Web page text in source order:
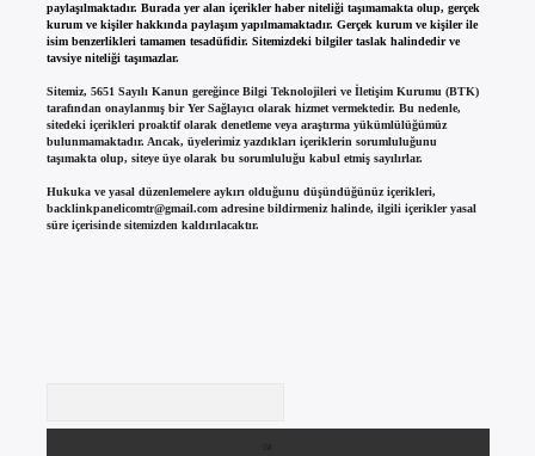
paylaşılmaktadır. Burada yer alan içerikler haber niteliği taşımamakta olup, gerçek
kurum ve kişiler hakkında paylaşım yapılmamaktadır. Gerçek kurum ve kişiler ile
isim benzerlikleri tamamen tesadüfidir. Sitemizdeki bilgiler taslak halindedir ve
tavsiye niteliği taşımazlar.
Sitemiz, 5651 Sayılı Kanun gereğince Bilgi Teknolojileri ve İletişim Kurumu (BTK)
tarafından onaylanmış bir Yer Sağlayıcı olarak hizmet vermektedir. Bu nedenle,
sitedeki içerikleri proaktif olarak denetleme veya araştırma yükümlülüğümüz
bulunmamaktadır. Ancak, üyelerimiz yazdıkları içeriklerin sorumluluğunu
taşımakta olup, siteye üye olarak bu sorumluluğu kabul etmiş sayılırlar.
Hukuka ve yasal düzenlemelere aykırı olduğunu düşündüğünüz içerikleri,
backlinkpanelicomtr@gmail.comadresine bildirmeniz halinde, ilgili içerikler yasal
süre içerisinde sitemizden kaldırılacaktır.